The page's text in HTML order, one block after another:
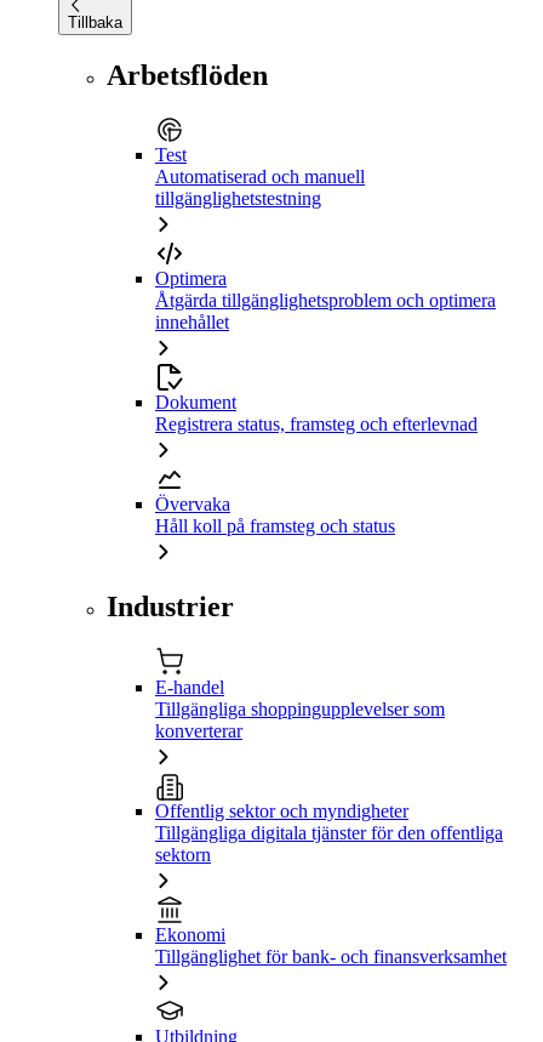
Tillbaka
Arbetsflöden
Test
Automatiserad och manuell
tillgänglighetstestning
Optimera
Åtgärda tillgänglighetsproblem och optimera
innehållet
Dokument
Registrera status, framsteg och efterlevnad
Övervaka
Håll koll på framsteg och status
Industrier
E-handel
Tillgängliga shoppingupplevelser som
konverterar
Offentlig sektor och myndigheter
Tillgängliga digitala tjänster för den offentliga
sektorn
Ekonomi
Tillgänglighet för bank- och finansverksamhet
Utbildning